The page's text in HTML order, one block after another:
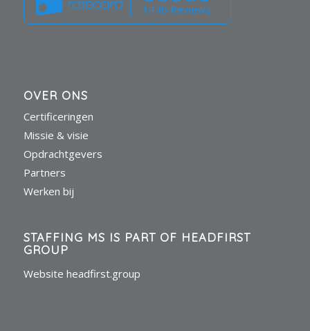
1446 Reviews
OVER ONS
Certificeringen
Missie & visie
Opdrachtgevers
Partners
Werken bij
STAFFING MS IS PART OF HEADFIRST
GROUP
Website headfirst.group